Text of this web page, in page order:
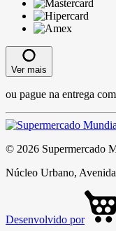
Ver mais
ou pague na entrega
© 2026 Supermercado
Núcleo Urbano,
Desenvolvido por